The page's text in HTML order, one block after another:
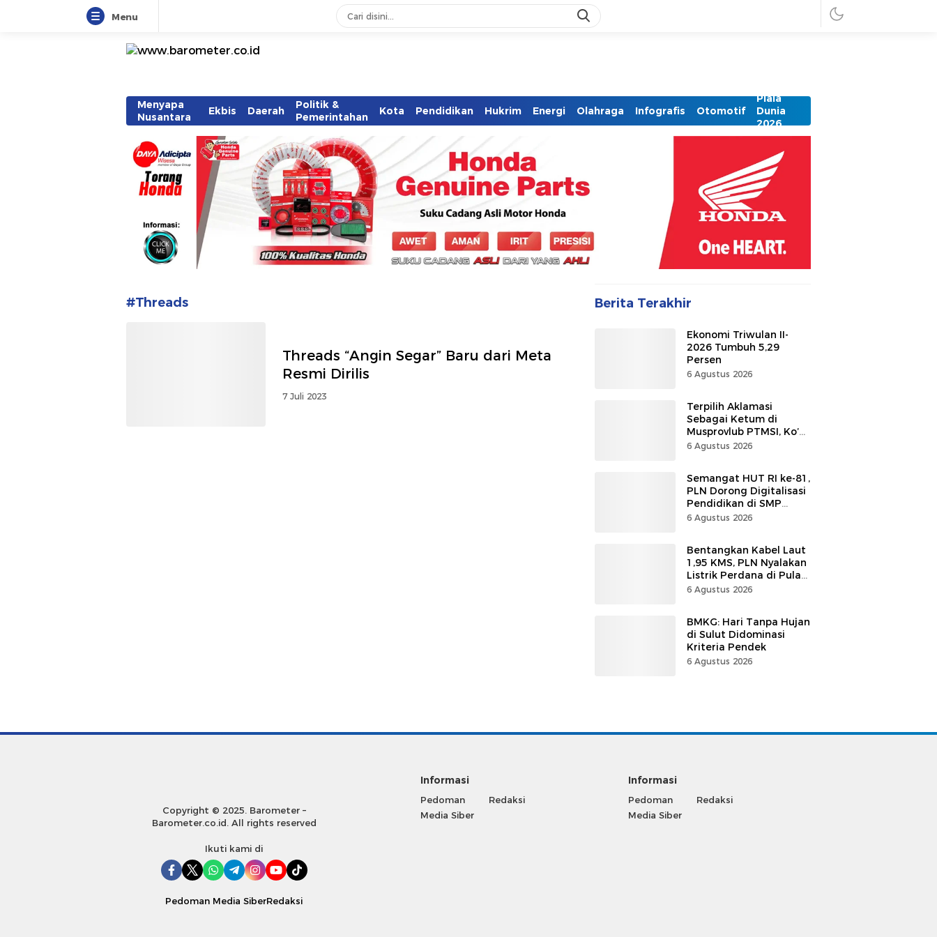
Menu
Menyapa
Nusantara
Ekbis Daerah
Politik &
Pemerintahan
Kota Pendidikan Hukrim Energi Olahraga Infografis Otomotif
Piala
Dunia
2026
#Threads
Threads “Angin Segar” Baru dari Meta
Resmi Dirilis
7 Juli 2023
Berita Terakhir
Ekonomi Triwulan II-
2026 Tumbuh 5,29
Persen
6 Agustus 2026
Terpilih Aklamasi
Sebagai Ketum di
Musprovlub PTMSI, Ko’
Alfrets Rumawas Siap
6 Agustus 2026
Semangat HUT RI ke-81,
PLN Dorong Digitalisasi
Pendidikan di SMP
Negeri 1 Palu Lewat
6 Agustus 2026
Bentangkan Kabel Laut
1,95 KMS, PLN Nyalakan
Listrik Perdana di Pulau
Dudepo, Desa Berlistrik
6 Agustus 2026
BMKG: Hari Tanpa Hujan
di Sulut Didominasi
Kriteria Pendek
6 Agustus 2026
Copyright © 2025. Barometer –
Barometer.co.id. All rights reserved
Ikuti kami di
Pedoman Media SiberRedaksi
Informasi
Pedoman
Media Siber
Redaksi
Informasi
Pedoman
Media Siber
Redaksi